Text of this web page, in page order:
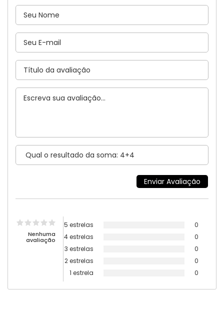
Nenhuma
avaliação
5 estrelas
0
4 estrelas
0
3 estrelas
0
2 estrelas
0
1 estrela
0